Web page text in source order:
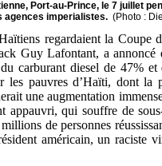
Port-au-Prince, le 7 juillet
agences imperialistes. (Photo :
regardaient la Coupe
Guy Lafontant, a annoncé
carburant diesel de 47%
pauvres d’Haïti, dont la
une augmentation
qui souffre de
de personnes
américain, un raciste